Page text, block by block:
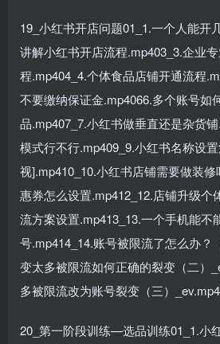
19_小红书开店问题01_1.一个人能开
讲解小红书开店流程.mp403_3.企业
程.mp404_4.个体食品店铺开通流程
不要缴纳保证金.mp4066.多个账号如
品.mp407_7.小红书做垂直还是杂货
模式行不行.mp409_9.小红书名称设
视].mp410_10.小红书店铺需要做装
惠券怎么设置.mp412_12.店铺升级个
流方案设置.mp413_13.一个手机能不
号.mp414_14.账号被限流了怎么办？
变太多被限流如何正确的裂变（二）
多被限流改为账号裂变（三）_ev.mp4
20_第一阶段训练—选品训练01_1.小